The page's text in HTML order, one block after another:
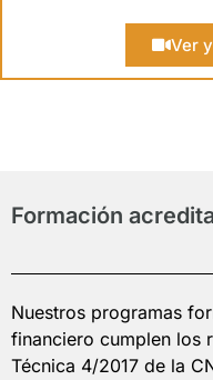
Ver
Formación
Nuestros programas
financiero cumplen los
Técnica 4/2017 de la